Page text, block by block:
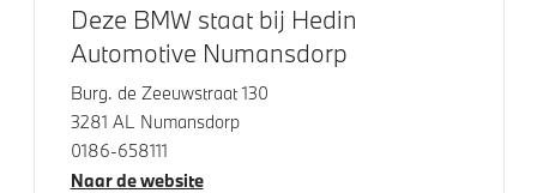
Anti blokkeer systeem
Steptronic transmissie met dubbele koppeling
Veiligheid
Deze BMW staat bij Hedin
Automotive Numansdorp
Burg. de Zeeuwstraat 130
3281 AL Numansdorp
0186-658111
Naar de website